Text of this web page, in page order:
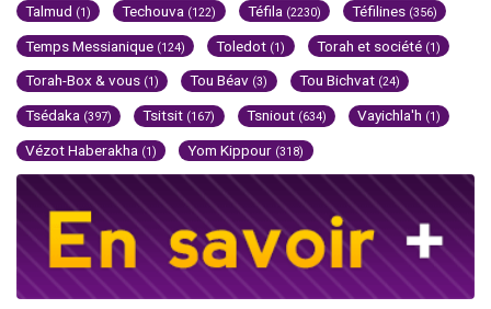
Talmud (1) Techouva (122) Téfila (2230) Téfilines (356)
Temps Messianique (124) Toledot (1) Torah et société (1)
Torah-Box & vous (1) Tou Béav (3) Tou Bichvat (24)
Tsédaka (397) Tsitsit (167) Tsniout (634) Vayichla'h (1)
Vézot Haberakha (1) Yom Kippour (318)